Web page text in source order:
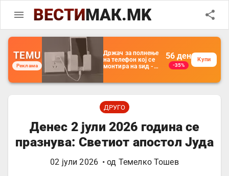
ВЕСТИМАК.MK
TEMU
Реклама
Држач за полнење
на телефон кој се
монтира на ѕид -
организатор за
далечински
управувач
56 ден
-35%
Купи
ДРУГО
Денес 2 јули 2026 година се
празнува: Светиот апостол Јуда
02 јули 2026 • од Темелко Тошев